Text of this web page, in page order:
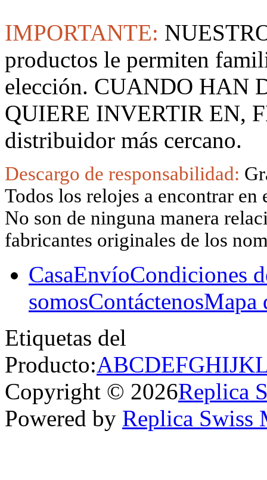
IMPORTANTE:
productos le permiten
elección. CUANDO HAN
QUIERE INVERTIR EN,
distribuidor más cercano.
Descargo de responsabilidad:
Todos los relojes a encontrar
No son de ninguna manera
fabricantes originales de los
CasaEnvíoCondiciones
somosContáctenosMapa
Etiquetas del
Producto:ABCDEFGHIJK
Copyright © 2026Replica
Powered by Replica Swiss